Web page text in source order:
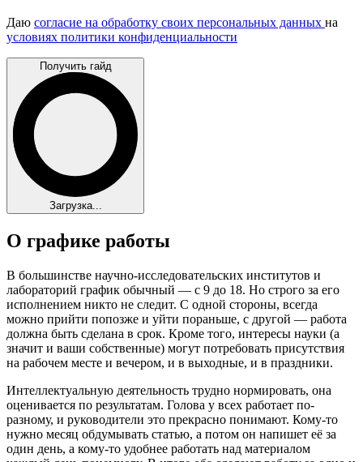
Даю согласие на обработку своих персональных данных на
условиях политики конфиденциальности
Получить гайд
Загрузка...
О графике работы
В большинстве научно-исследовательских институтов и
лабораторий график обычный — с 9 до 18. Но строго за его
исполнением никто не следит. С одной стороны, всегда
можно прийти попозже и уйти пораньше, с другой — работа
должна быть сделана в срок. Кроме того, интересы науки (а
значит и ваши собственные) могут потребовать присутствия
на рабочем месте и вечером, и в выходные, и в праздники.
Интеллектуальную деятельность трудно нормировать, она
оценивается по результатам. Голова у всех работает по-
разному, и руководители это прекрасно понимают. Кому-то
нужно месяц обдумывать статью, а потом он напишет её за
один день, а кому-то удобнее работать над материалом